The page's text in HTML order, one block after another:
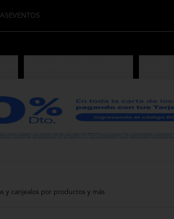
EVENTOS
y canjealos por productos y más